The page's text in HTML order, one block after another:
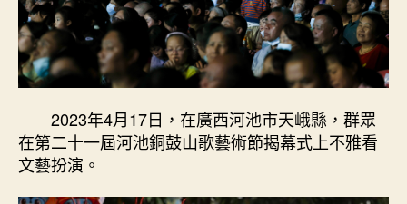
2023年4月17日，在廣西河池市天峨縣，群眾
在第二十一屆河池銅鼓山歌藝術節揭幕式上不雅看
文藝扮演。